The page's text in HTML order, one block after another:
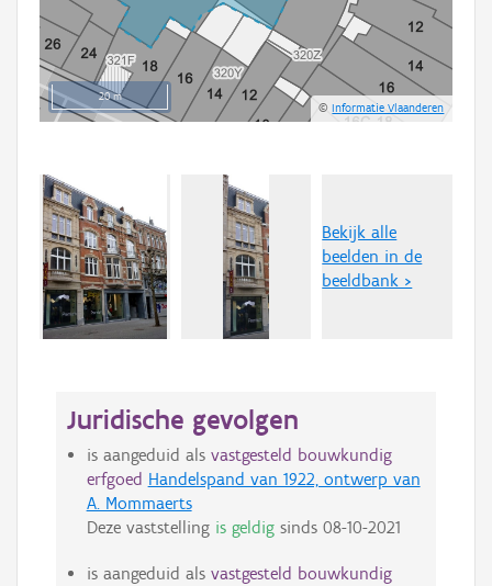
20 m
©Informatie Vlaanderen
Bekijk alle
beelden in de
beeldbank >
Juridische gevolgen
is aangeduid als vastgesteld bouwkundig
erfgoed Handelspand van 1922, ontwerp van
A. Mommaerts
Deze vaststelling is geldigsinds 08-10-2021
is aangeduid als vastgesteld bouwkundig